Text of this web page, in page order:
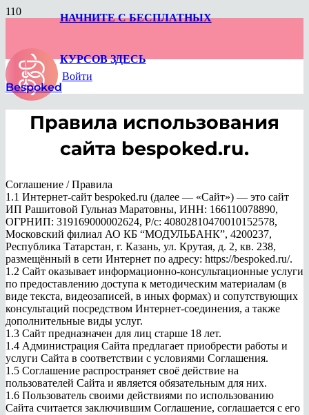
НАЧНИТЕ С БЕСПЛАТНЫХ
КУРСОВ ЗДЕСЬ
Bespoked
Войти
Правила использования
сайта bespoked.ru.
Соглашение / Правила
1.1 Интернет-сайт bespoked.ru (далее — «Сайт») — это сайт
ИП Рашитовой Гульназ Маратовны, ИНН: 166110078890,
ОГРНИП: 319169000002624, Р/с: 40802810470010152578,
Московский филиал АО КБ “МОДУЛЬБАНК”, 4200237,
Республика Татарстан, г. Казань, ул. Крутая, д. 2, кв. 238,
размещённый в сети Интернет по адресу: https://bespoked.ru/.
1.2 Сайт оказывает информационно-консультационные услуги
по предоставлению доступа к методическим материалам (в
виде текста, видеозаписей, в иных формах) и сопутствующих
консультаций посредством Интернет-соединения, а также
дополнительные виды услуг.
1.3 Сайт предназначен для лиц старше 18 лет.
1.4 Администрация Сайта предлагает приобрести работы и
услуги Сайта в соответствии с условиями Соглашения.
1.5 Соглашение распространяет своё действие на
пользователей Сайта и является обязательным для них.
1.6 Пользователь своими действиями по использованию
Сайта считается заключившим Соглашение, соглашается с его